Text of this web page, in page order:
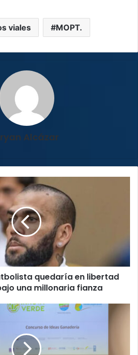
viales MOPT.
Alcázar
quedaría en libertad
una millonaria fianza